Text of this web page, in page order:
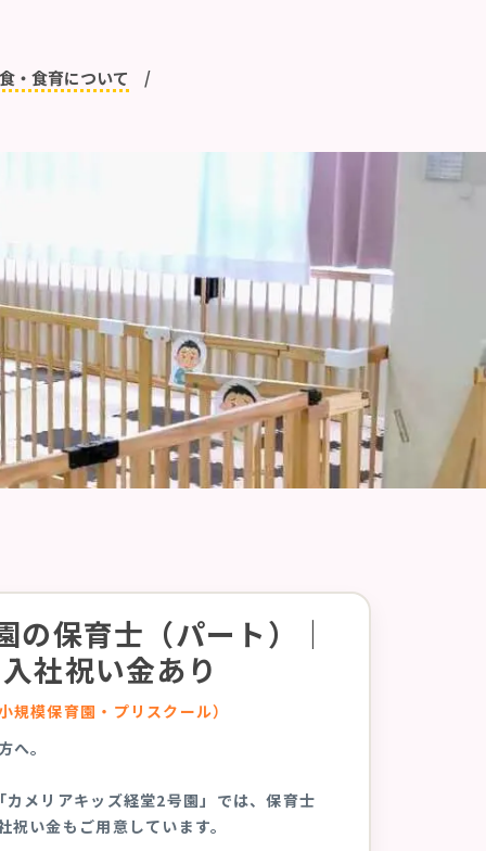
・食育について
保育士（パート）｜
社祝い金あり
模保育園・プリスクール）
へ。
メリアキッズ経堂2号園」では、保育士
祝い金もご用意しています。